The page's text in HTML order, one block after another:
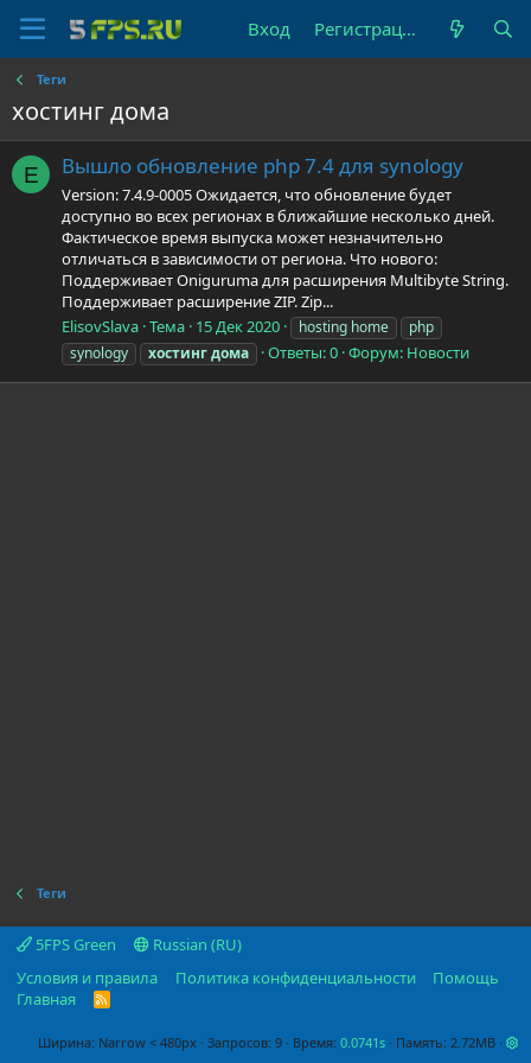
Вход Регистрация
Теги
хостинг дома
E Вышло обновление php 7.4 для synology
Version: 7.4.9-0005 Ожидается, что обновление будет
доступно во всех регионах в ближайшие несколько дней.
Фактическое время выпуска может незначительно
отличаться в зависимости от региона. Что нового:
Поддерживает Oniguruma для расширения Multibyte String.
Поддерживает расширение ZIP. Zip...
ElisovSlava Тема 15 Дек 2020 hosting home
php
synology
хостингдома Ответы: 0 Форум: Новости
Теги
5FPS Green
Russian (RU)
Условия и правила
Политика конфиденциальности
Помощь
Главная
R
Ширина Запросов 9 Время 0.0741s Память 2.72MB